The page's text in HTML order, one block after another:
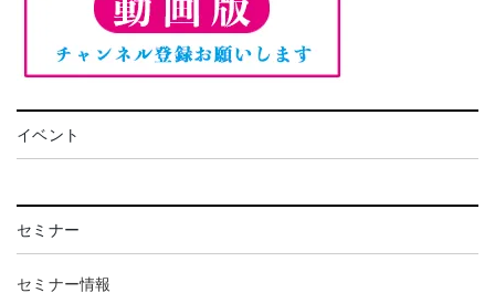
イベント
セミナー
セミナー情報